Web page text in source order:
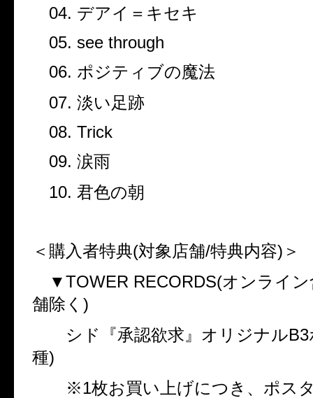
04. デアイ＝キセキ
05. see through
06. ポジティブの魔法
07. 淡い足跡
08. Trick
09. 涙雨
10. 君色の朝
＜購入者特典(対象店舗/特典内容) ＞
▼TOWER RECORDS(オンライ
舗除く )
シド『承認欲求』オリジナルB3
種)
※1枚お買い上げにつき、ポス